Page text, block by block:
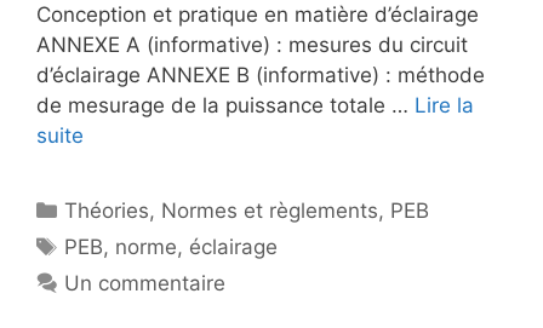
Conception et pratique en matière d’éclairage
ANNEXE A (informative) : mesures du circuit
d’éclairage ANNEXE B (informative) : méthode
de mesurage de la puissance totale … Lire la
suite
Catégories
Théories, Normes et règlements, PEB
Étiquettes
PEB, norme, éclairage
Un commentaire